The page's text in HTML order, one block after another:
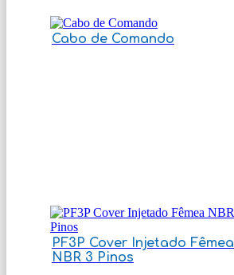
Cabo de Comando
PF3P Cover Injetado Fêmea
NBR 3 Pinos